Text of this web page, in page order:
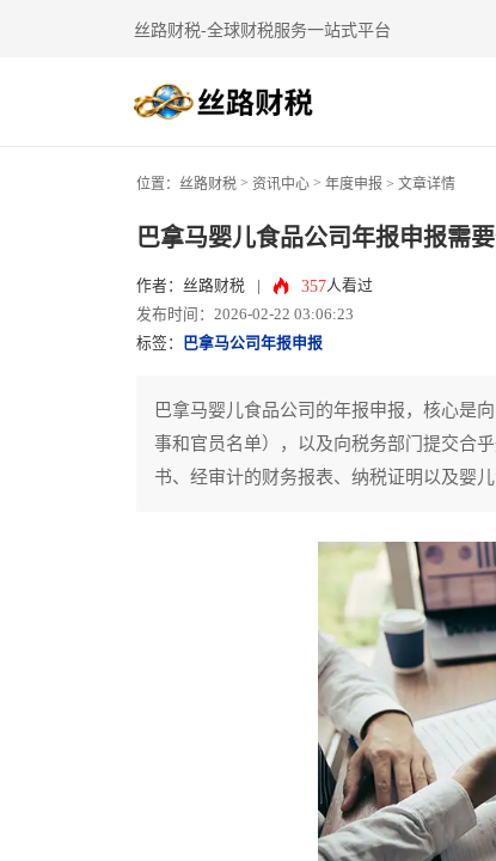
丝路财税-全球财税服务一站式平台
位置： 丝路财税 > 资讯中心 > 年度申报 > 文章详情
巴拿马婴儿食品公司年报申报需
作者：丝路财税 357人看过
发布时间：2026-02-22 03:06:23
标签：
巴拿马公司年报申报
巴拿马婴儿食品公司的年报申报，核心是
事和官员名单），以及向税务部门提交合
书、经审计的财务报表、纳税证明以及婴